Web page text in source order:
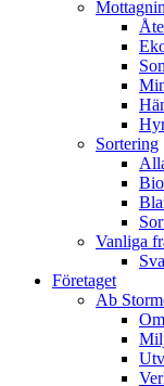
Sortering
Vanliga
Företaget
Ab